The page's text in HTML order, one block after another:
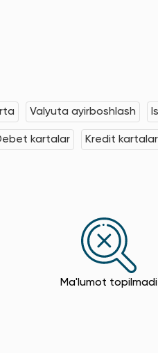
Valyuta ayirboshlash
kartalar Kredit kartalar
Ma'lumot topilmadi